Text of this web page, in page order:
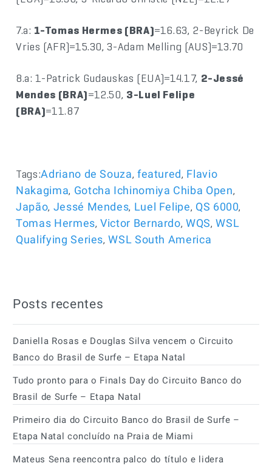
7.a: 1-Tomas Hermes (BRA)=16.63, 2-Beyrick De
Vries (AFR)=15.30, 3-Adam Melling (AUS)=13.70
8.a: 1-Patrick Gudauskas (EUA)=14.17, 2-Jessé
Mendes (BRA)=12.50, 3-Luel Felipe
(BRA)=11.87
Tags:Adriano de Souza, featured, Flavio
Nakagima, Gotcha Ichinomiya Chiba Open,
Japão, Jessé Mendes, Luel Felipe, QS 6000,
Tomas Hermes,Victor Bernardo,WQS,WSL
Qualifying Series,WSL South America
Posts recentes
Daniella Rosas e Douglas Silva vencem o Circuito
Banco do Brasil de Surfe – Etapa Natal
Tudo pronto para o Finals Day do Circuito Banco do
Brasil de Surfe – Etapa Natal
Primeiro dia do Circuito Banco do Brasil de Surfe –
Etapa Natal concluído na Praia de Miami
Mateus Sena reencontra palco do título e lidera